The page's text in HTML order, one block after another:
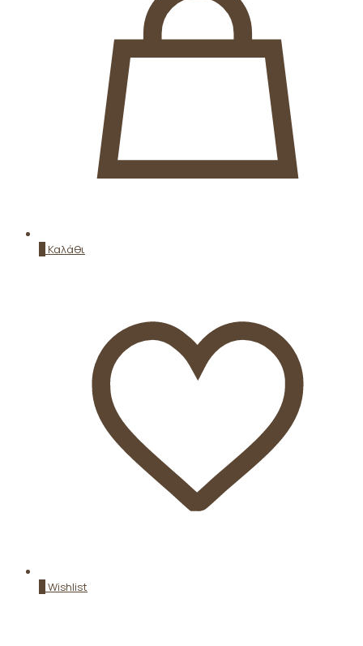
Καλάθι
Wishlist